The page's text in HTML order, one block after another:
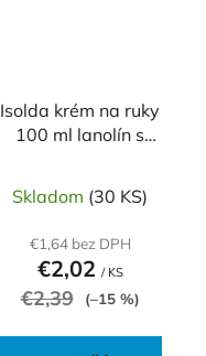
Isolda krém na ruky
100 ml lanolín s
Skladom (30 KS)
€1,64 bez DPH
€2,02 / KS
€2,39 (–15 %)